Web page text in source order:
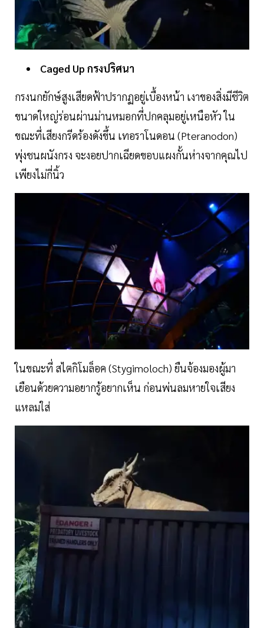
Caged Up กรงปริศนา
กรงนกยักษ์สูงเสียดฟ้าปรากฏอยู่เบื้องหน้า เงาของสิ่งมีชีวิต
ขนาดใหญ่ร่อนผ่านม่านหมอกที่ปกคลุมอยู่เหนือหัว ใน
ขณะที่เสียงกรีดร้องดังขึ้น เทอราโนดอน (Pteranodon)
พุ่งชนผนังกรง จะงอยปากเฉียดขอบแผงกั้นห่างจากคุณไป
เพียงไม่กี่นิ้ว
ในขณะที่ สไตกิโมล็อค (Stygimoloch) ยืนจ้องมองผู้มา
เยือนด้วยความอยากรู้อยากเห็น ก่อนพ่นลมหายใจเสียง
แหลมใส่